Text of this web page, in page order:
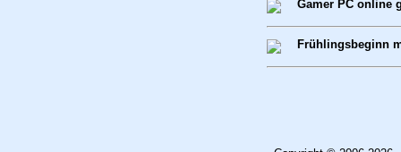
Gamer PC online
Frühlingsbeginn